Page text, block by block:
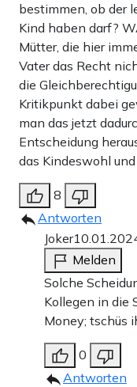
bestimmen, ob der
Kind haben darf?
Mütter, die hier
Vater das Recht
die
Kritikpunkt dabei
man das jetzt
Entscheidung
das Kindeswohl
8
Antworten
Joker
Melden
Solche
Kollegen in die
Money; tschüs
0
Antworten